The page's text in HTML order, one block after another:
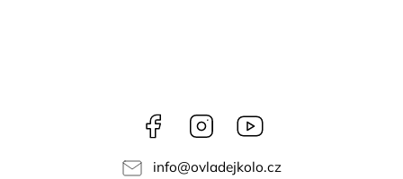
Facebook Instagram
info@ovladejkolo.cz